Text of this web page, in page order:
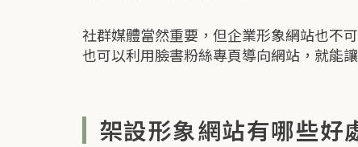
社群媒體當然重要，但企業形象網站也不
也可以利用臉書粉絲專頁導向網站，就能
架設形象網站有哪些好